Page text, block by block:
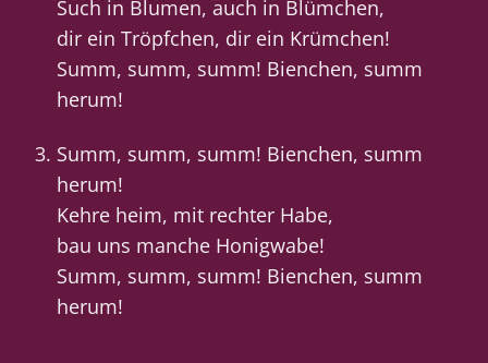
Such in Blumen, auch in Blümchen,
dir ein Tröpfchen, dir ein Krümchen!
Summ, summ, summ! Bienchen, summ
herum!
Summ, summ, summ! Bienchen, summ
herum!
Kehre heim, mit rechter Habe,
bau uns manche Honigwabe!
Summ, summ, summ! Bienchen, summ
herum!